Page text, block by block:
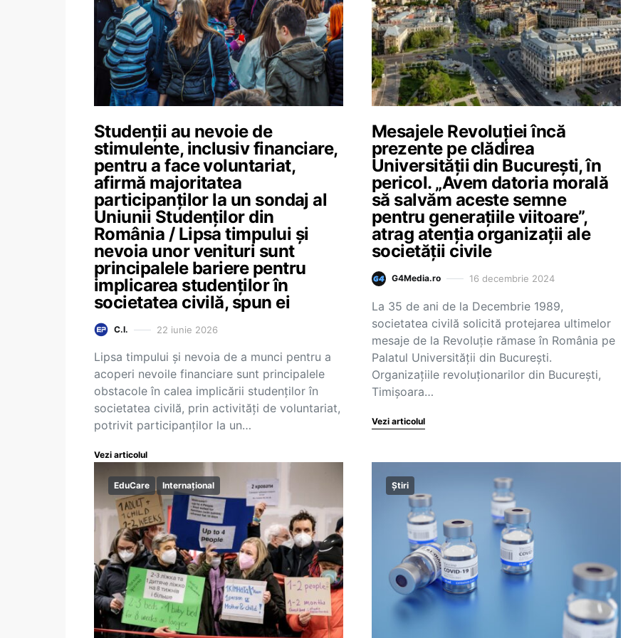
Studenții au nevoie de
stimulente, inclusiv financiare,
pentru a face voluntariat,
afirmă majoritatea
participanților la un sondaj al
Uniunii Studenților din
România / Lipsa timpului și
nevoia unor venituri sunt
principalele bariere pentru
implicarea studenților în
societatea civilă, spun ei
C.I. 22 iunie 2026
Lipsa timpului și nevoia de a munci pentru a
acoperi nevoile financiare sunt principalele
obstacole în calea implicării studenților în
societatea civilă, prin activități de voluntariat,
potrivit participanților la un…
Vezi articolul
Mesajele Revoluţiei încă
prezente pe clădirea
Universităţii din Bucureşti, în
pericol. „Avem datoria morală
să salvăm aceste semne
pentru generaţiile viitoare”,
atrag atenția organizații ale
societății civile
G4Media.ro 16 decembrie 2024
La 35 de ani de la Decembrie 1989,
societatea civilă solicită protejarea ultimelor
mesaje de la Revoluţie rămase în România pe
Palatul Universităţii din Bucureşti.
Organizaţiile revoluţionarilor din Bucureşti,
Timişoara…
Vezi articolul
EduCare Internațional Știri